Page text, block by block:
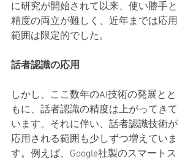
に研究が開始されて以来、使い勝手と
精度の両立が難しく、近年までは応用
範囲は限定的でした。
話者認識の応用
しかし、ここ数年のAI技術の発展とと
もに、話者認識の精度は上がってきて
います。それに伴い、話者認識技術が
応用される範囲も少しずつ増えていま
す。例えば、Google社製のスマートス